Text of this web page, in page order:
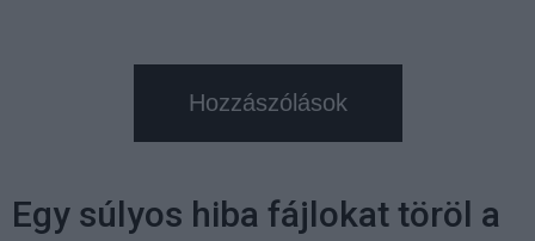
Hozzászólások
Egy súlyos hiba fájlokat töröl a